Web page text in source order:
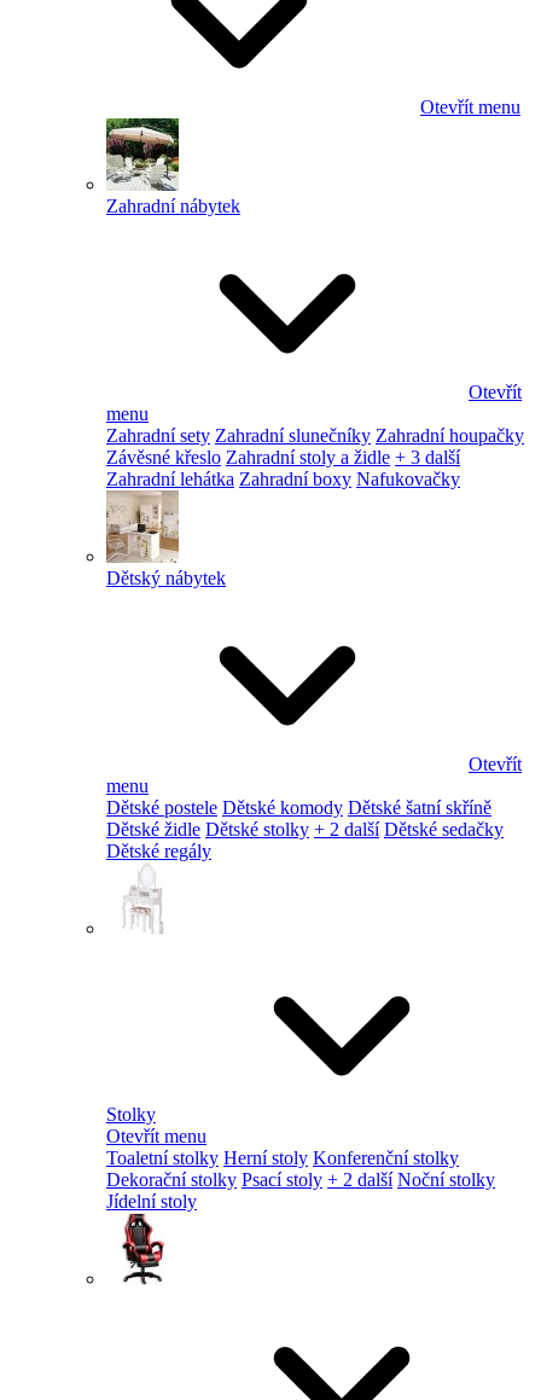
Otevřít menu
Zahradní nábytek
Otevřít
menu
Zahradní sety Zahradní slunečníky Zahradní houpačky
Závěsné křeslo Zahradní stoly a židle + 3 další
Zahradní lehátka Zahradní boxy Nafukovačky
Dětský nábytek
Otevřít
menu
Dětské postele Dětské komody Dětské šatní skříně
Dětské židle Dětské stolky + 2 další Dětské sedačky
Dětské regály
Stolky
Otevřít menu
Toaletní stolky Herní stoly Konferenční stolky
Dekorační stolky Psací stoly + 2 další Noční stolky
Jídelní stoly